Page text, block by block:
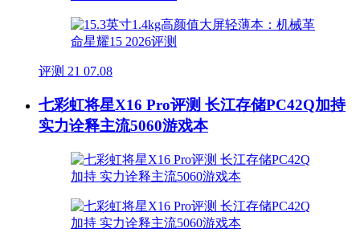
评测 21 07.08
七彩虹将星X16 Pro评测 长江存储PC42Q加持
实力诠释主流5060游戏本